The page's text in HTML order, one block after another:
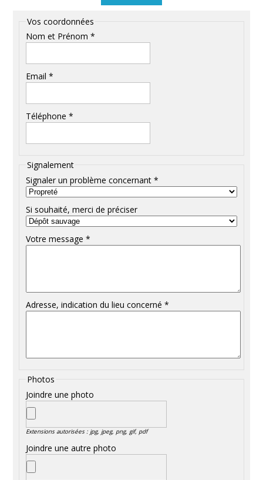
Vos coordonnées
Nom et Prénom *
Email *
Téléphone *
Signalement
Signaler un problème concernant *
Si souhaité, merci de préciser
Votre message *
Adresse, indication du lieu concerné *
Photos
Joindre une photo
Extensions autorisées : jpg, jpeg, png, gif, pdf
Joindre une autre photo